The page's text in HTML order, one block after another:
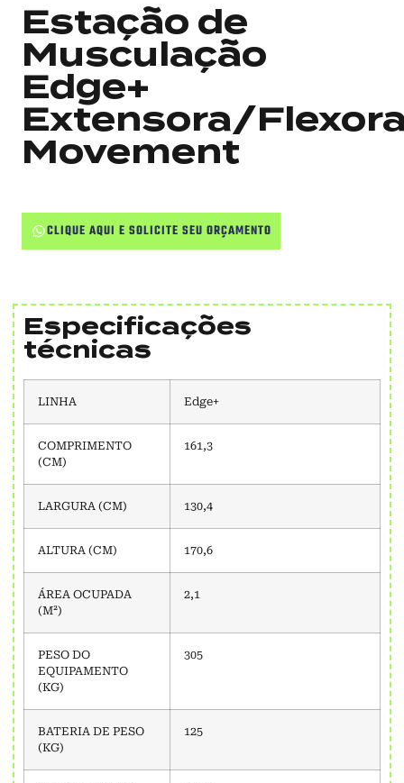
Estação de
Musculação
Edge+
Extensora/
Movement
CLIQUE AQUI E SOLICITE SEU ORÇAMENTO
Especificações
técnicas
LINHA Edge+
COMPRIMENTO
(CM)
161,3
LARGURA (CM) 130,4
ALTURA (CM) 170,6
ÁREA OCUPADA
(M²)
2,1
PESO DO
EQUIPAMENTO
(KG)
305
BATERIA DE PESO
(KG)
125